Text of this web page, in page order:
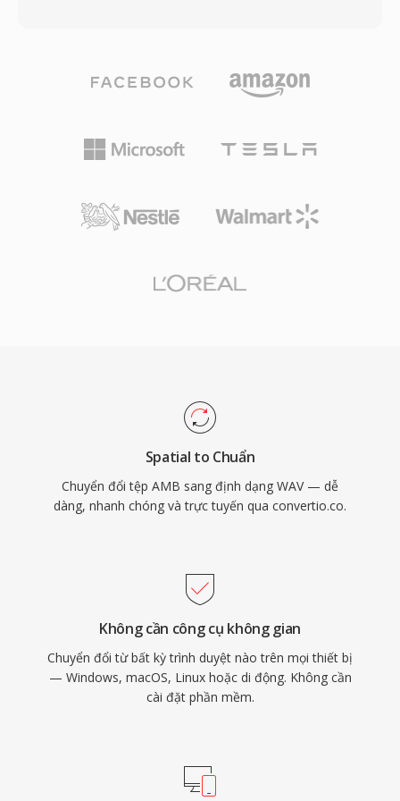
video 360 độ và âm thanh không gian cho
game, Ambisonics đang trải qua sự hồi sinh
dụng cho phương tiện nhập vai.
nén trên Windows và định dạng trao đổi được
hành, trình chỉnh sửa âm thanh và trình phát
media hiện có. Tệp WAV chất lượng CD sử
quy trình chuyên nghiệp thường dùng mẫu 24-
WAV tiêu chuẩn không áp dụng nén, dữ liệu lưu
thời gian và ghi chú sản xuất. Đánh đổi chính là
kích thước tệp — một phút stereo chất lượng
CD chiếm khoảng 10 MB — và cấu trúc RIFF
32-bit áp đặt giới hạn 4 GB, dù RF64 đã loại bỏ
giới hạn đó.
Spatial to Chuẩn
Chuyển đổi tệp AMB sang định dạng WAV — dễ
dàng, nhanh chóng và trực tuyến qua convertio.co.
Không cần công cụ không gian
Chuyển đổi từ bất kỳ trình duyệt nào trên mọi thiết bị
— Windows, macOS, Linux hoặc di động. Không cần
cài đặt phần mềm.